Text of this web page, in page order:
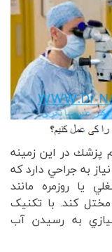
پزشك در اين زمينه
به جراحي دارد كه
يا روزمره مانند
مختل كند. با تکنیک
به رسيدن آب